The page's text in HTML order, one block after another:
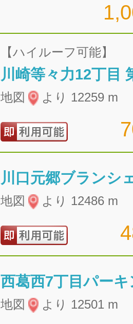
【ハイルーフ可能】
川崎等々力12丁目
地図 より 12259 m
川口元郷ブランシ
地図 より 12486 m
西葛西7丁目パー
地図 より 12501 m